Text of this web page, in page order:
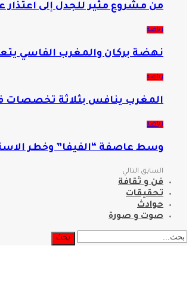
من مشروع مثير للجدل إلى اعتذار
رياضة
نهضة بركان والمغرب الفاسي
رياضة
المغرب ينافس بثلاثة تخصصات
رياضة
وسط عاصفة “الفيفا” وخطر
السابق التالي
فن و ثقافة
تحقيقات
حوادث
صوت و صورة